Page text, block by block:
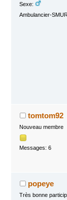
Sexe:
Ambulancier-
tomtom92
Nouveau membre
Messages: 6
popeye
Très bonne